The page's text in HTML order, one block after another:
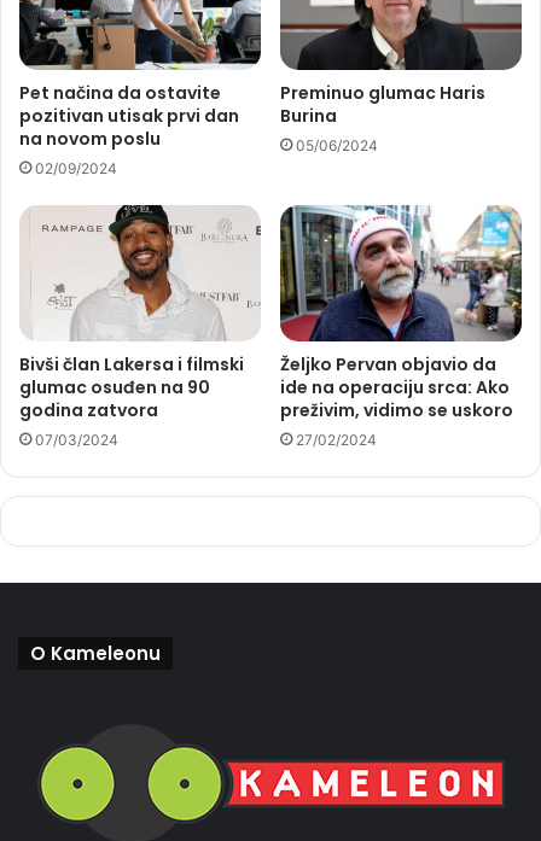
Pet načina da ostavite
pozitivan utisak prvi dan
na novom poslu
02/09/2024
Preminuo glumac Haris
Burina
05/06/2024
Bivši član Lakersa i filmski
glumac osuđen na 90
godina zatvora
07/03/2024
Željko Pervan objavio da
ide na operaciju srca: Ako
preživim, vidimo se uskoro
27/02/2024
O Kameleonu